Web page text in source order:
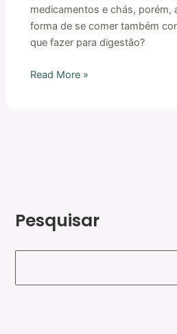
medicamentos e chás, porém,
forma de se comer também
que fazer para digestão?
Read More »
Pesquisar